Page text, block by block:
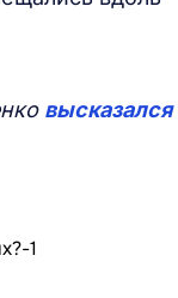
высказался